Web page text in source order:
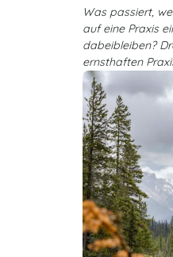
Was passiert,
auf eine Praxis
dabeibleiben?
ernsthaften